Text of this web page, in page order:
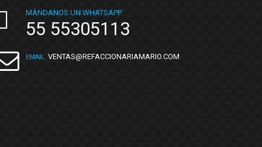
MÁNDANOS UN WHATSAPP:
55 55305113
EMAIL: VENTAS@REFACCIONARIAMARIO.COM